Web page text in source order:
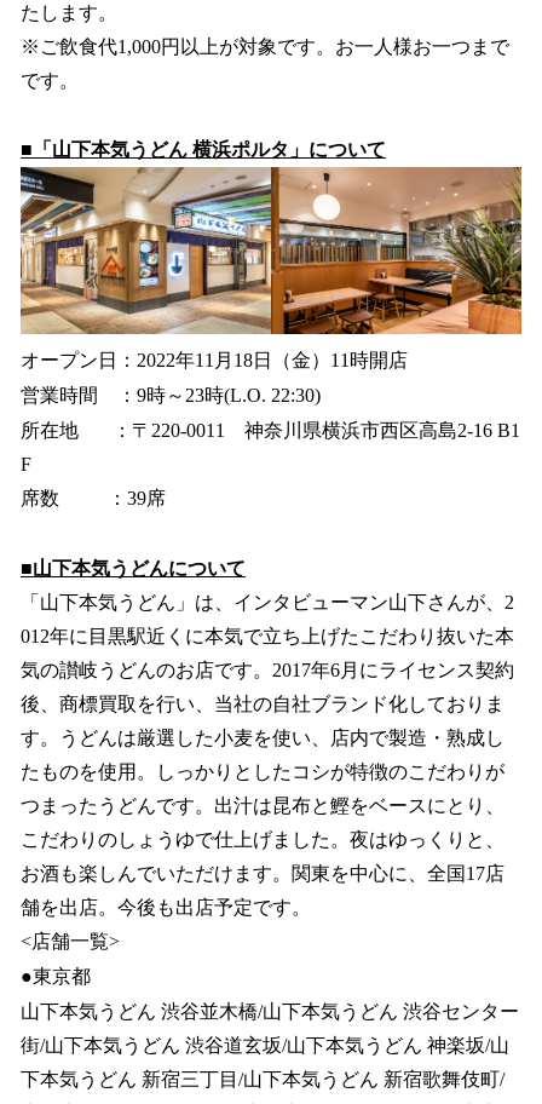
たします。
※ご飲食代1,000円以上が対象です。お一人様お一つまで
です。
■「山下本気うどん 横浜ポルタ」について
オープン日：2022年11月18日（金）11時開店
営業時間 ：9時～23時(L.O. 22:30)
所在地 ：〒220-0011 神奈川県横浜市西区高島2-16 B1
F
席数 ：39席
■山下本気うどんについて
「山下本気うどん」は、インタビューマン山下さんが、2
012年に目黒駅近くに本気で立ち上げたこだわり抜いた本
気の讃岐うどんのお店です。2017年6月にライセンス契約
後、商標買取を行い、当社の自社ブランド化しておりま
す。うどんは厳選した小麦を使い、店内で製造・熟成し
たものを使用。しっかりとしたコシが特徴のこだわりが
つまったうどんです。出汁は昆布と鰹をベースにとり、
こだわりのしょうゆで仕上げました。夜はゆっくりと、
お酒も楽しんでいただけます。関東を中心に、全国17店
舗を出店。今後も出店予定です。
<店舗一覧>
●東京都
山下本気うどん 渋谷並木橋/山下本気うどん 渋谷センター
街/山下本気うどん 渋谷道玄坂/山下本気うどん 神楽坂/山
下本気うどん 新宿三丁目/山下本気うどん 新宿歌舞伎町/